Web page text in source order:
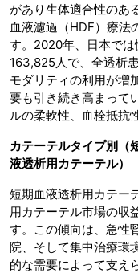
があり生体適合性のあ
血液濾過（HDF）療法
す。2020年、日本で
163,825人で、全透析
モダリティの利用が増
要も引き続き高まって
ルの柔軟性、血栓抵抗
カテーテルタイプ別（
液透析用カテーテル）
短期血液透析用カテー
用カテーテル市場の収
す。この傾向は、急性
院、そして集中治療環
的な需要によって支え